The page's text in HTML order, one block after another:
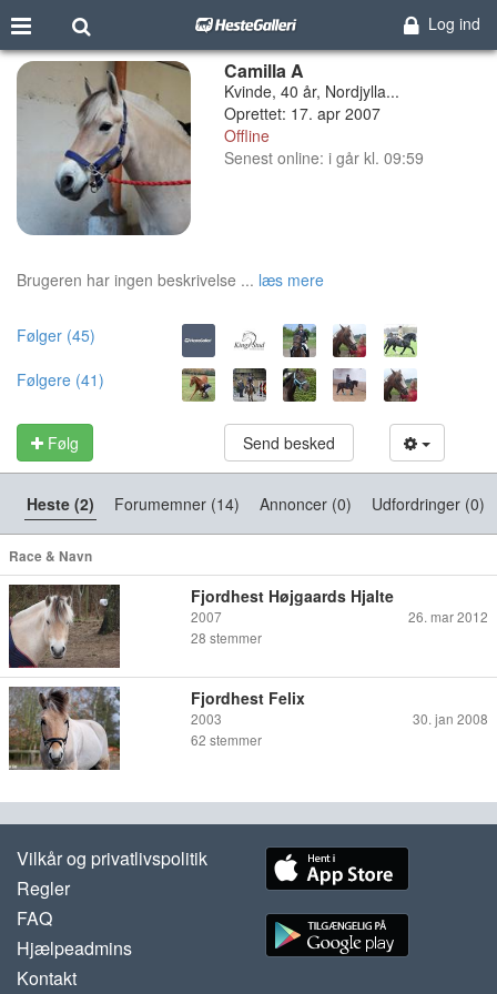
Log ind
Camilla A
Kvinde, 40 år, Nordjylla...
Oprettet: 17. apr 2007
Offline
Senest online: i går kl. 09:59
Brugeren har ingen beskrivelse ... læs mere
Følger (45)
Følgere (41)
Følg Send besked
Heste (2) Forumemner (14) Annoncer (0) Udfordringer (0)
Race & Navn
Fjordhest Højgaards Hjalte
2007
26. mar 2012
28 stemmer
Fjordhest Felix
2003
30. jan 2008
62 stemmer
Vilkår og privatlivspolitik
Regler
FAQ
Hjælpeadmins
Kontakt